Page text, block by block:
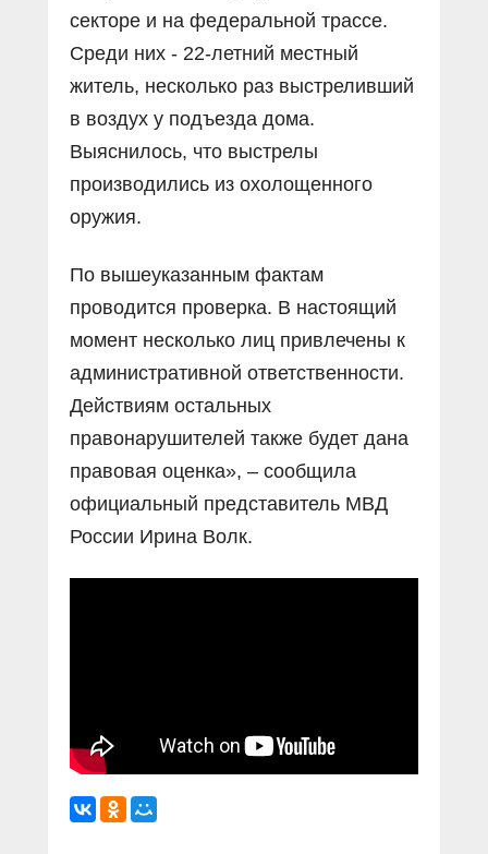
секторе и на федеральной трассе.
Среди них - 22-летний местный
житель, несколько раз выстреливший
в воздух у подъезда дома.
Выяснилось, что выстрелы
производились из охолощенного
оружия.
По вышеуказанным фактам
проводится проверка. В настоящий
момент несколько лиц привлечены к
административной ответственности.
Действиям остальных
правонарушителей также будет дана
правовая оценка», – сообщила
официальный представитель МВД
России Ирина Волк.